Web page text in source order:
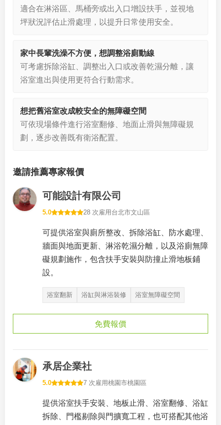
適合在淋浴區、馬桶旁或出入口增設扶手，並視地
坪狀況評估止滑處理，以提升日常使用安全。
家中長輩洗澡不方便，想調整浴廁動線
可考慮拆除浴缸、調整出入口或改善乾濕分離，讓
浴室進出與使用更符合行動需求。
想把舊浴室改成較安全的無障礙空間
可依現場條件進行浴室翻修、地面止滑與無障礙規
劃，逐步改善既有衛浴配置。
邀請推薦專家報價
可能設計有限公司
5.0 28 次雇用 台北市文山區
可提供浴室與廁所整改、拆除浴缸、防水處理、
牆面與地面更新、淋浴乾濕分離，以及浴廁無障
礙規劃施作，包含扶手安裝與防撞止滑地板鋪
設。
浴室翻新 浴缸與淋浴裝修 浴室無障礙空間
免費報價
承居企業社
5.0 7 次雇用桃園市桃園區
提供浴室扶手安裝、地板止滑、浴室翻修、浴缸
拆除、門檻剔除與門擴寬工程，也可搭配其他浴